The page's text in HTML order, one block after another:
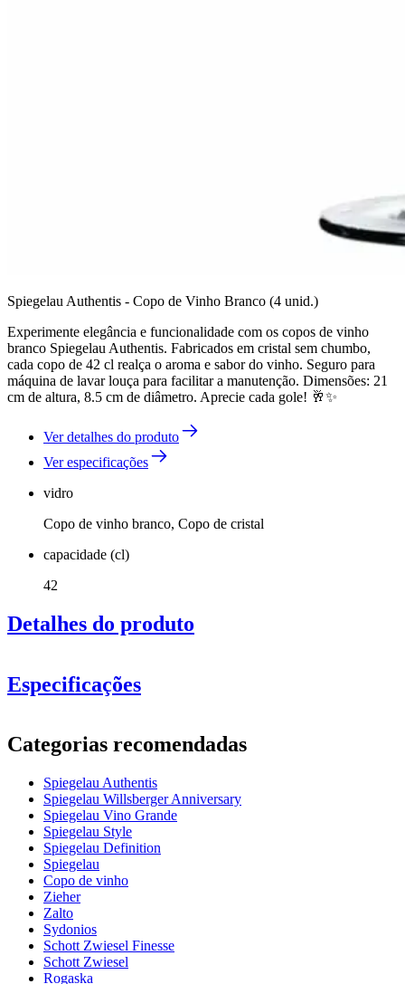
Spiegelau Authentis - Copo de Vinho Branco (4 unid.)
Experimente elegância e funcionalidade com os copos de vinho
branco Spiegelau Authentis. Fabricados em cristal sem chumbo,
cada copo de 42 cl realça o aroma e sabor do vinho. Seguro para
máquina de lavar louça para facilitar a manutenção. Dimensões: 21
cm de altura, 8.5 cm de diâmetro. Aprecie cada gole! 🥂✨
Ver detalhes do produto
Ver especificações
vidro
Copo de vinho branco, Copo de cristal
capacidade (cl)
42
Detalhes do produto
Especificações
Número do produto4400182
Geral
Fabricante Spiegelau
Dimensões (LxAxP cm)
Peso (kg)0.225
Altura (cm)21
Largura (cm)
profundidade (cm)
Categorias recomendadas
Spiegelau Authentis
Spiegelau Willsberger Anniversary
Spiegelau Vino Grande
Spiegelau Style
Spiegelau Definition
Spiegelau
Copo de vinho
Zieher
Zalto
Sydonios
Schott Zwiesel Finesse
Schott Zwiesel
Rogaska